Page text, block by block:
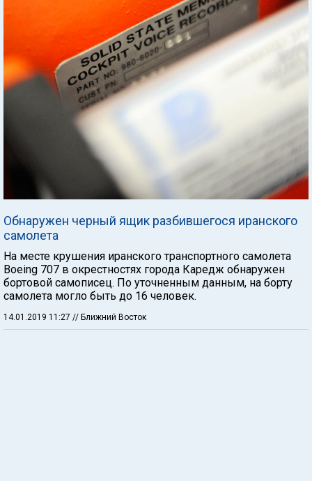
Обнаружен черный ящик разбившегося иранского
самолета
На месте крушения иранского транспортного самолета
Boeing 707 в окрестностях города Каредж обнаружен
бортовой самописец. По уточненным данным, на борту
самолета могло быть до 16 человек.
14.01.2019 11:27 // Ближний Восток